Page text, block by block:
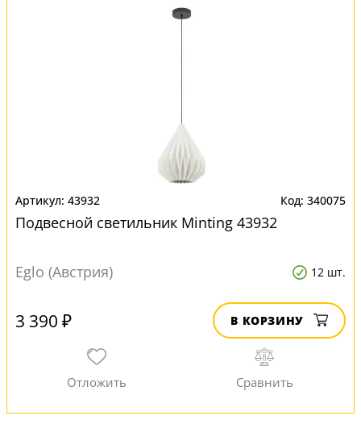
43932 340075
Подвесной светильник Minting 43932
Eglo (Австрия) 12 шт.
3 390 ₽ В КОРЗИНУ